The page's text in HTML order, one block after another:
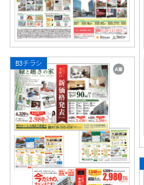
B3チラシ